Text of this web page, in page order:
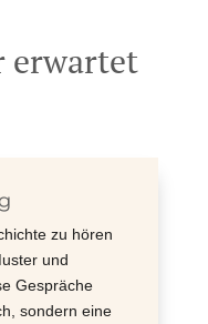
erwartet
zu hören
und
Gespräche
sondern eine